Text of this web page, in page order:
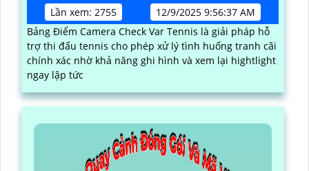
Lần xem: 2755
12/9/2025 9:56:37 AM
Bảng Điểm Camera Check Var Tennis là giải pháp hỗ
trợ thi đấu tennis cho phép xử lý tình huống tranh cãi
chính xác nhờ khả năng ghi hình và xem lại hightlight
ngay lập tức